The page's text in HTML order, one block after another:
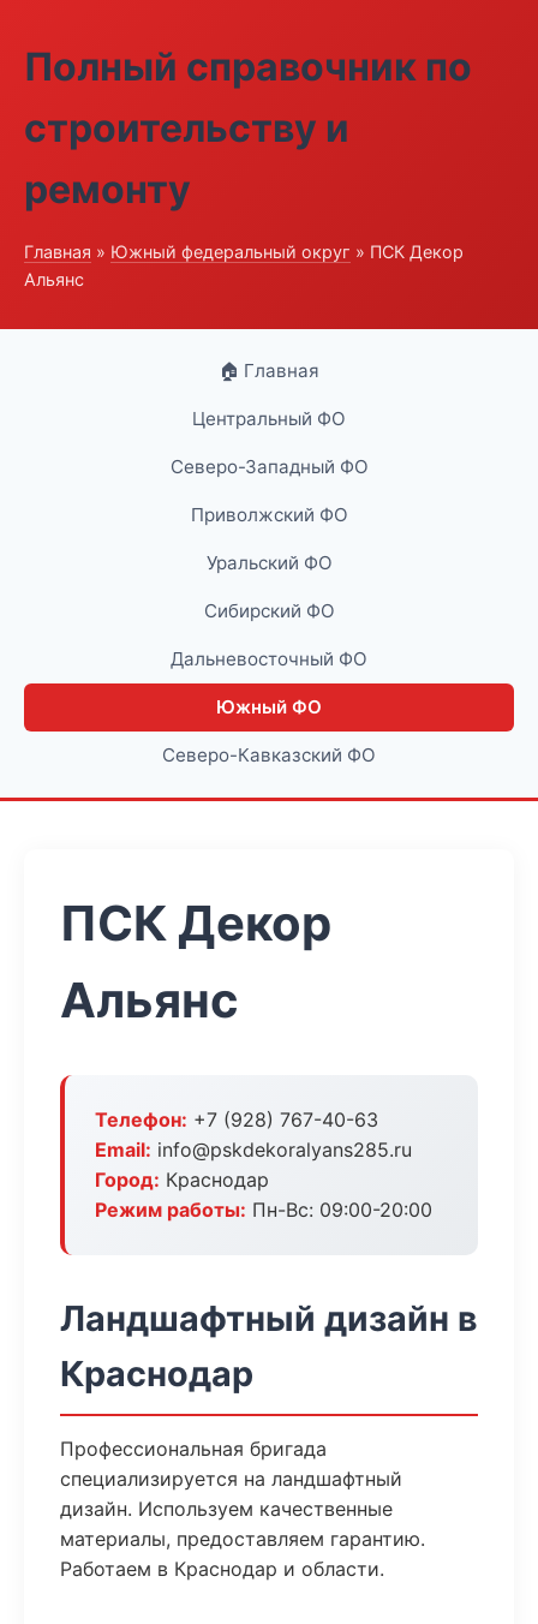
Полный справочник по
строительству и
ремонту
Главная » Южный федеральный округ » ПСК Декор
Альянс
🏠 Главная
Центральный ФО
Северо-Западный ФО
Приволжский ФО
Уральский ФО
Сибирский ФО
Дальневосточный ФО
Южный ФО
Северо-Кавказский ФО
ПСК Декор
Альянс
Телефон: +7 (928) 767-40-63
Email: info@pskdekoralyans285.ru
Город: Краснодар
Режим работы: Пн-Вс: 09:00-20:00
Ландшафтный дизайн в
Краснодар
Профессиональная бригада
специализируется на ландшафтный
дизайн. Используем качественные
материалы, предоставляем гарантию.
Работаем в Краснодар и области.